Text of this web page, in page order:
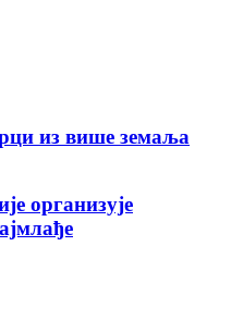
из више земаља
организује